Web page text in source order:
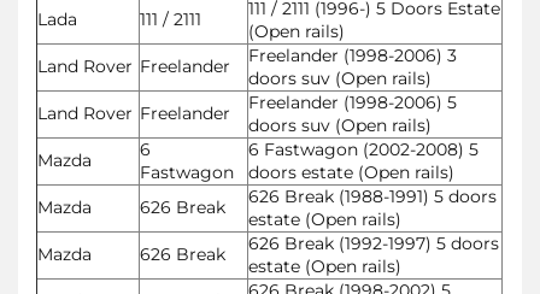
Lada
111 / 2111
111 / 2111 (1996-) 5 Doors Estate
(Open rails)
Land Rover Freelander
Freelander (1998-2006) 3
doors suv (Open rails)
Land Rover Freelander
Freelander (1998-2006) 5
doors suv (Open rails)
Mazda
6
Fastwagon
6 Fastwagon (2002-2008) 5
doors estate (Open rails)
Mazda
626 Break
626 Break (1988-1991) 5 doors
estate (Open rails)
Mazda
626 Break
626 Break (1992-1997) 5 doors
estate (Open rails)